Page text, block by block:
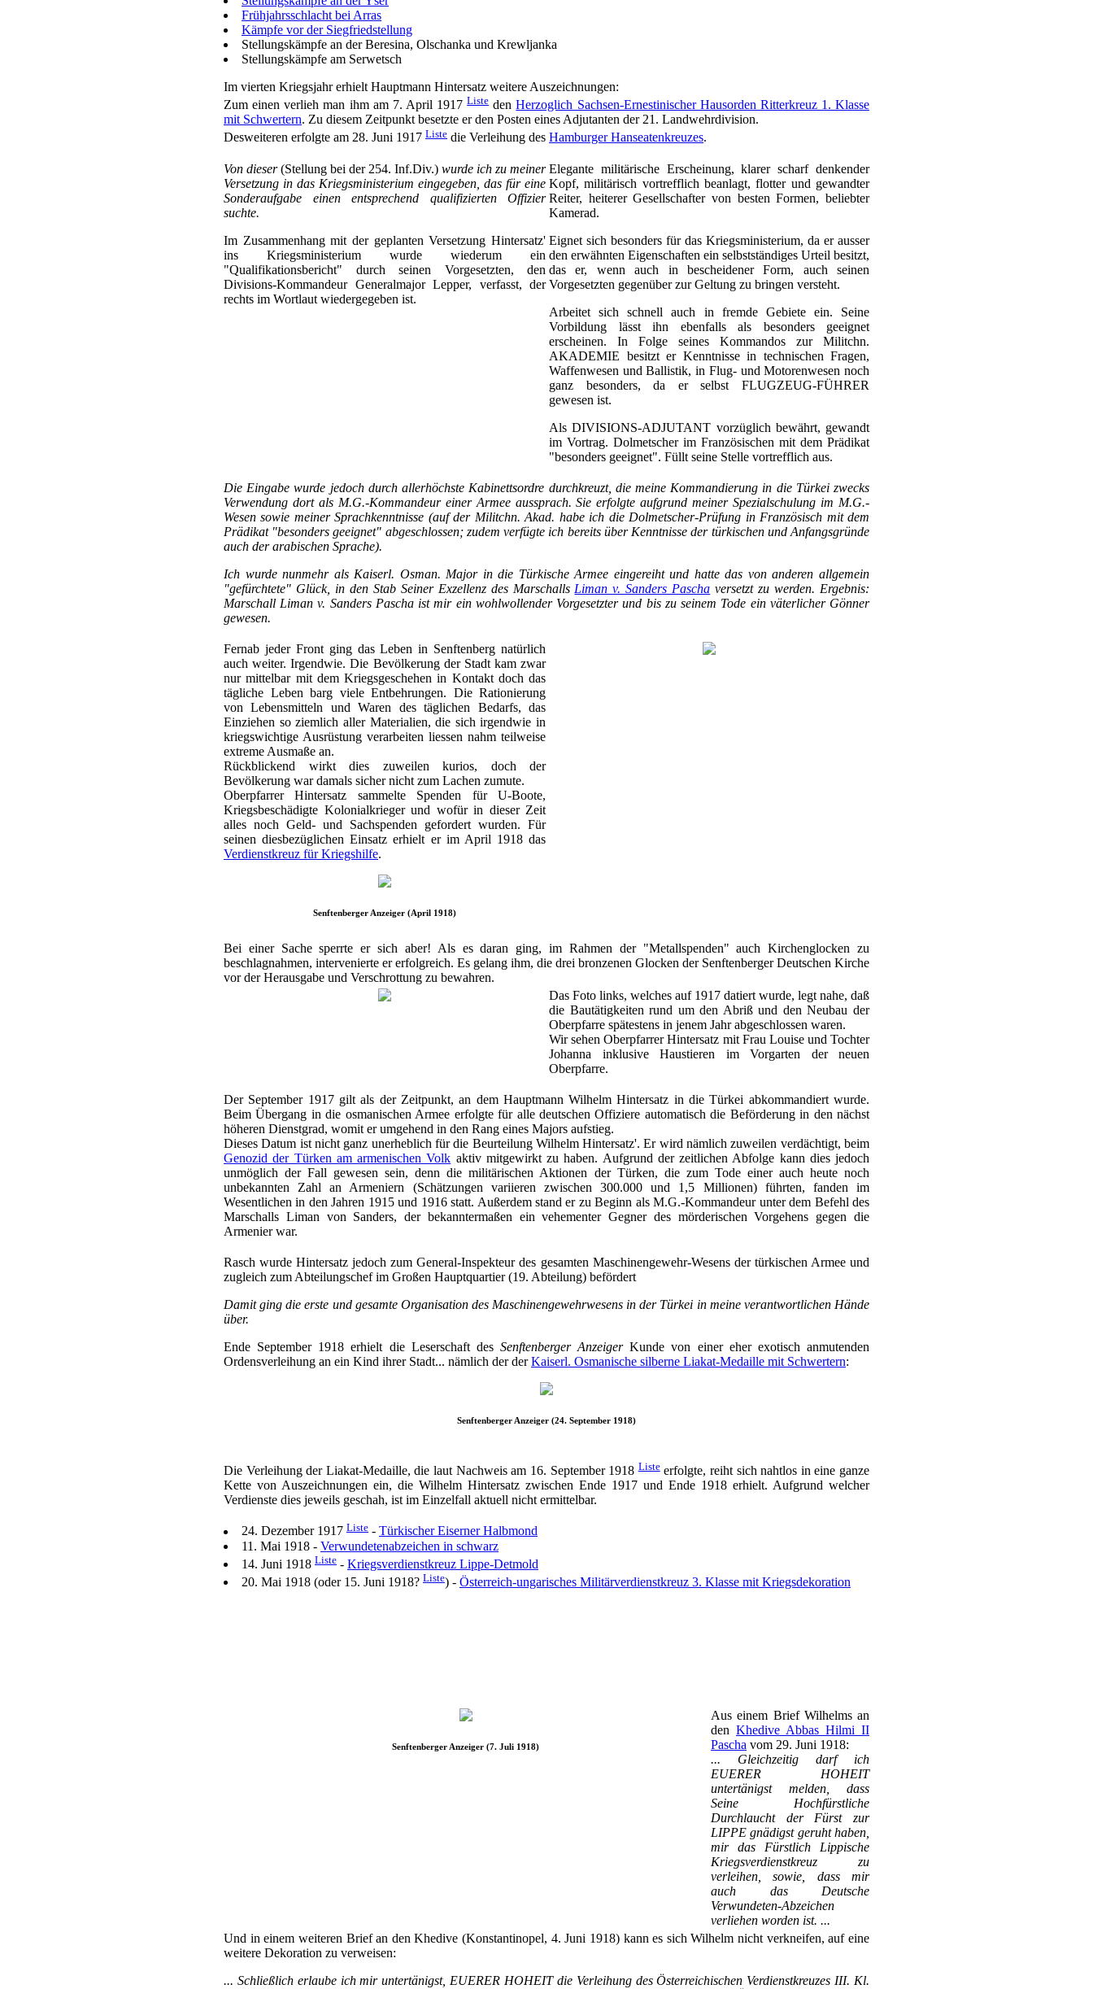
Frühjahrsschlacht bei Arras
Kämpfe vor der Siegfriedstellung
Stellungskämpfe an der Beresina, Olschanka und Krewljanka
Stellungskämpfe am Serwetsch
Im vierten Kriegsjahr erhielt Hauptmann Hintersatz weitere Auszeichnungen:
Zum einen verlieh man ihm am 7. April 1917ListedenHerzoglich Sachsen-Ernestinischer Hausorden Ritterkreuz 1. Klasse
mit Schwertern. Zu diesem Zeitpunkt besetzte er den Posten eines Adjutanten der 21. Landwehrdivision.
Desweiteren erfolgte am 28. Juni 1917 Liste die Verleihung des Hamburger Hanseatenkreuzes.
Von dieser(Stellung bei der 254. Inf.Div.) wurde ich zu meiner
Versetzung in das Kriegsministerium eingegeben, das für eine
Sonderaufgabe einen entsprechend qualifizierten Offizier
suchte.
Im Zusammenhang mit der geplanten Versetzung Hintersatz'
ins Kriegsministerium wurde wiederum ein
"Qualifikationsbericht" durch seinen Vorgesetzten, den
Divisions-Kommandeur Generalmajor Lepper, verfasst, der
rechts im Wortlaut wiedergegeben ist.
Elegante militärische Erscheinung, klarer scharf denkender
Kopf, militärisch vortrefflich beanlagt, flotter und gewandter
Reiter, heiterer Gesellschafter von besten Formen, beliebter
Kamerad.
Eignet sich besonders für das Kriegsministerium, da er ausser
den erwähnten Eigenschaften ein selbstständiges Urteil besitzt,
das er, wenn auch in bescheidener Form, auch seinen
Vorgesetzten gegenüber zur Geltung zu bringen versteht.
Arbeitet sich schnell auch in fremde Gebiete ein. Seine
Vorbildung lässt ihn ebenfalls als besonders geeignet
erscheinen. In Folge seines Kommandos zur Militchn.
AKADEMIE besitzt er Kenntnisse in technischen Fragen,
Waffenwesen und Ballistik, in Flug- und Motorenwesen noch
ganz besonders, da er selbst FLUGZEUG-FÜHRER
gewesen ist.
Als DIVISIONS-ADJUTANT vorzüglich bewährt, gewandt
im Vortrag. Dolmetscher im Französischen mit dem Prädikat
"besonders geeignet". Füllt seine Stelle vortrefflich aus.
Die Eingabe wurde jedoch durch allerhöchste Kabinettsordre durchkreuzt, die meine Kommandierung in die Türkei zwecks
Verwendung dort als M.G.-Kommandeur einer Armee aussprach. Sie erfolgte aufgrund meiner Spezialschulung im M.G.-
Wesen sowie meiner Sprachkenntnisse (auf der Militchn. Akad. habe ich die Dolmetscher-Prüfung in Französisch mit dem
Prädikat "besonders geeignet" abgeschlossen; zudem verfügte ich bereits über Kenntnisse der türkischen und Anfangsgründe
auch der arabischen Sprache).
Ich wurde nunmehr als Kaiserl. Osman. Major in die Türkische Armee eingereiht und hatte das von anderen allgemein
"gefürchtete" Glück, in den Stab Seiner Exzellenz des Marschalls Liman v. Sanders Pascha versetzt zu werden. Ergebnis:
Marschall Liman v. Sanders Pascha ist mir ein wohlwollender Vorgesetzter und bis zu seinem Tode ein väterlicher Gönner
gewesen.
Fernab jeder Front ging das Leben in Senftenberg natürlich
auch weiter. Irgendwie. Die Bevölkerung der Stadt kam zwar
nur mittelbar mit dem Kriegsgeschehen in Kontakt doch das
tägliche Leben barg viele Entbehrungen. Die Rationierung
von Lebensmitteln und Waren des täglichen Bedarfs, das
Einziehen so ziemlich aller Materialien, die sich irgendwie in
kriegswichtige Ausrüstung verarbeiten liessen nahm teilweise
extreme Ausmaße an.
Rückblickend wirkt dies zuweilen kurios, doch der
Bevölkerung war damals sicher nicht zum Lachen zumute.
Oberpfarrer Hintersatz sammelte Spenden für U-Boote,
Kriegsbeschädigte Kolonialkrieger und wofür in dieser Zeit
alles noch Geld- und Sachspenden gefordert wurden. Für
seinen diesbezüglichen Einsatz erhielt er im April 1918 das
Verdienstkreuz für Kriegshilfe.
Senftenberger Anzeiger (April 1918)
Bei einer Sache sperrte er sich aber! Als es daran ging, im Rahmen der "Metallspenden" auch Kirchenglocken zu
beschlagnahmen, intervenierte er erfolgreich. Es gelang ihm, die drei bronzenen Glocken der Senftenberger Deutschen Kirche
vor der Herausgabe und Verschrottung zu bewahren.
Das Foto links, welches auf 1917 datiert wurde, legt nahe, daß
die Bautätigkeiten rund um den Abriß und den Neubau der
Oberpfarre spätestens in jenem Jahr abgeschlossen waren.
Wir sehen Oberpfarrer Hintersatz mit Frau Louise und Tochter
Johanna inklusive Haustieren im Vorgarten der neuen
Oberpfarre.
Der September 1917 gilt als der Zeitpunkt, an dem Hauptmann Wilhelm Hintersatz in die Türkei abkommandiert wurde.
Beim Übergang in die osmanischen Armee erfolgte für alle deutschen Offiziere automatisch die Beförderung in den nächst
höheren Dienstgrad, womit er umgehend in den Rang eines Majors aufstieg.
Dieses Datum ist nicht ganz unerheblich für die Beurteilung Wilhelm Hintersatz'. Er wird nämlich zuweilen verdächtigt, beim
Genozid der Türken am armenischen Volk aktiv mitgewirkt zu haben. Aufgrund der zeitlichen Abfolge kann dies jedoch
unmöglich der Fall gewesen sein, denn die militärischen Aktionen der Türken, die zum Tode einer auch heute noch
unbekannten Zahl an Armeniern (Schätzungen variieren zwischen 300.000 und 1,5 Millionen) führten, fanden im
Wesentlichen in den Jahren 1915 und 1916 statt. Außerdem stand er zu Beginn als M.G.-Kommandeur unter dem Befehl des
Marschalls Liman von Sanders, der bekanntermaßen ein vehementer Gegner des mörderischen Vorgehens gegen die
Armenier war.
Rasch wurde Hintersatz jedoch zum General-Inspekteur des gesamten Maschinengewehr-Wesens der türkischen Armee und
zugleich zum Abteilungschef im Großen Hauptquartier (19. Abteilung) befördert
Damit ging die erste und gesamte Organisation des Maschinengewehrwesens in der Türkei in meine verantwortlichen Hände
über.
Ende September 1918 erhielt die Leserschaft des Senftenberger AnzeigerKunde von einer eher exotisch anmutenden
Ordensverleihung an ein Kind ihrer Stadt... nämlich der derKaiserl. Osmanische silberne Liakat-Medaille mit Schwertern:
Senftenberger Anzeiger (24. September 1918)
Die Verleihung der Liakat-Medaille, die laut Nachweis am 16. September 1918Listeerfolgte, reiht sich nahtlos in eine ganze
Kette von Auszeichnungen ein, die Wilhelm Hintersatz zwischen Ende 1917 und Ende 1918 erhielt. Aufgrund welcher
Verdienste dies jeweils geschah, ist im Einzelfall aktuell nicht ermittelbar.
24. Dezember 1917 Liste - Türkischer Eiserner Halbmond
11. Mai 1918 - Verwundetenabzeichen in schwarz
14. Juni 1918 Liste - Kriegsverdienstkreuz Lippe-Detmold
20. Mai 1918 (oder 15. Juni 1918? Liste) - Österreich-ungarisches Militärverdienstkreuz 3. Klasse mit Kriegsdekoration
Senftenberger Anzeiger (7. Juli 1918)
Aus einem Brief Wilhelms an
den Khedive Abbas Hilmi II
Pascha vom 29. Juni 1918:
... Gleichzeitig darf ich
EUERER HOHEIT
untertänigst melden, dass
Seine Hochfürstliche
Durchlaucht der Fürst zur
LIPPE gnädigst geruht haben,
mir das Fürstlich Lippische
Kriegsverdienstkreuz zu
verleihen, sowie, dass mir
auch das Deutsche
Verwundeten-Abzeichen
verliehen worden ist. ...
Und in einem weiteren Brief an den Khedive (Konstantinopel, 4. Juni 1918) kann es sich Wilhelm nicht verkneifen, auf eine
weitere Dekoration zu verweisen:
... Schließlich erlaube ich mir untertänigst, EUERER HOHEIT die Verleihung des Österreichischen Verdienstkreuzes III. Kl.